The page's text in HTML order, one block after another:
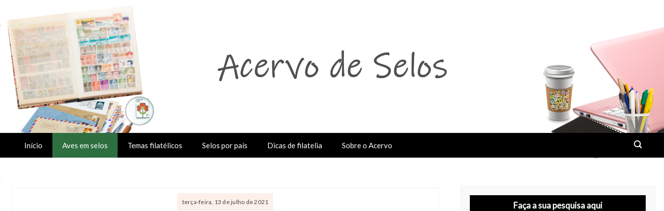
Início Aves em selos Temas filatélicos Selos por país Dicas de filatelia Sobre o Acervo
terça-feira, 13 de julho de 2021 Faça a sua pesquisa aqui